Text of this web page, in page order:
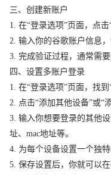
三、创建新账户
1. 在“登录选项”页面，点击
2. 输入你的谷歌账户信息
3. 完成验证过程，通常需
四、设置多账户登录
1. 在“登录选项”页面，找到
2. 点击“添加其他设备”或“
3. 输入你想要登录的其他
址、mac地址等。
4. 为每个设备设置一个独
5. 保存设置后，你就可以